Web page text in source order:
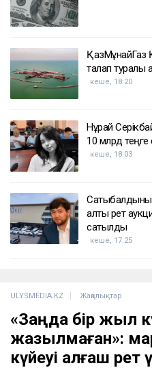
ҚазМұнайГаз
талап туралы
кеше, 18:20
Нұрай
10 млрд теңге
кеше, 18:03
алты рет
сатылды
кеше, 17:25
ULYSMEDIA.KZ Жаңалықтар
«Заңда бір жыл
жазылмаған»:
күйеуі алғаш рет